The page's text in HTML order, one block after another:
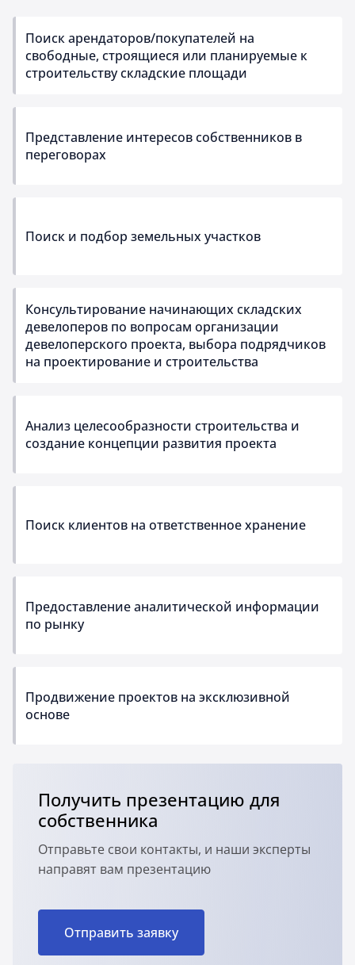
Поиск арендаторов/покупателей на
свободные, строящиеся или планируемые к
строительству складские площади
Представление интересов собственников в
переговорах
Поиск и подбор земельных участков
Консультирование начинающих складских
девелоперов по вопросам организации
девелоперского проекта, выбора подрядчиков
на проектирование и строительства
Анализ целесообразности строительства и
создание концепции развития проекта
Поиск клиентов на ответственное хранение
Предоставление аналитической информации
по рынку
Продвижение проектов на эксклюзивной
основе
Получить презентацию для
собственника
Отправьте свои контакты, и наши эксперты
направят вам презентацию
Отправить заявку